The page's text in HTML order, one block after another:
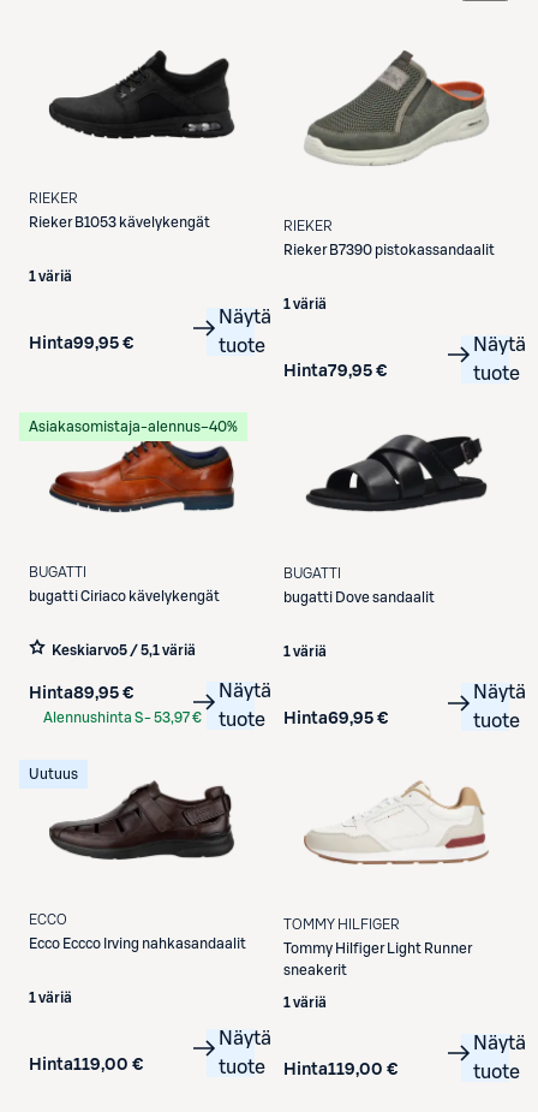
RIEKER
Rieker B1053 kävelykengät
1 väriä
Hinta99,95 €
Näytä
tuote
RIEKER
Rieker B7390 pistokassandaalit
1 väriä
Hinta79,95 €
Näytä
tuote
Asiakasomistaja-alennus−40%
BUGATTI
bugattiCiriaco kävelykengät
Keskiarvo5 / 5,1 väriä
Hinta89,95 €
Alennushinta S-53,97 €
Näytä
tuote
BUGATTI
bugatti Dove sandaalit
1 väriä
Hinta69,95 €
Näytä
tuote
Uutuus
ECCO
Ecco Eccco Irving nahkasandaalit
1 väriä
Hinta119,00 €
Näytä
tuote
TOMMY HILFIGER
Tommy Hilfiger
Light Runner
sneakerit
1 väriä
Hinta119,00 €
Näytä
tuote